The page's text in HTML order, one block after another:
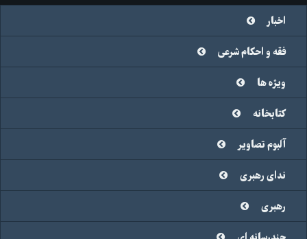
اخبار
فقه و احکام شرعی
ویژه ها
کتابخانه
آلبوم تصاویر
ندای رهبری
رهبری